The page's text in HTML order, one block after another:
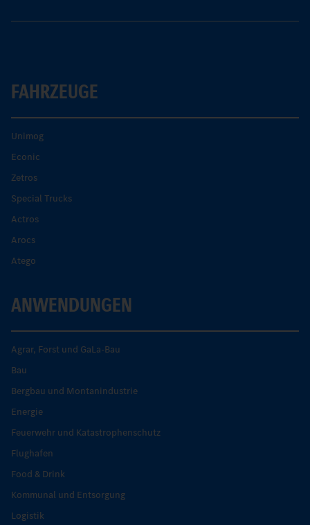
FAHRZEUGE
Unimog
Econic
Zetros
Special Trucks
Actros
Arocs
Atego
ANWENDUNGEN
Agrar, Forst und GaLa-Bau
Bau
Bergbau und Montanindustrie
Energie
Feuerwehr und Katastrophenschutz
Flughafen
Food & Drink
Kommunal und Entsorgung
Logistik